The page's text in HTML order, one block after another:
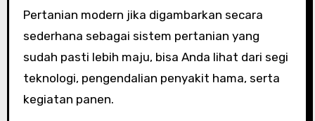
Pertanian modern jika digambarkan secara
sederhana sebagai sistem pertanian yang
sudah pasti lebih maju, bisa Anda lihat dari segi
teknologi, pengendalian penyakit hama, serta
kegiatan panen.